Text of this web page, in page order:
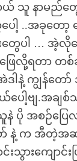
သူ နာမည်တွေ
ေါ့ ..အခုတေ
းတွေပါ …
ဖြေလို့ရတ
နဲ့ ကျွန်တေ
ယ်ပေါ့ဗျ.အ
ပို အစဉ်ပြ
ာ် နဲ့ က အီတဲ့အ
းသွားကျော